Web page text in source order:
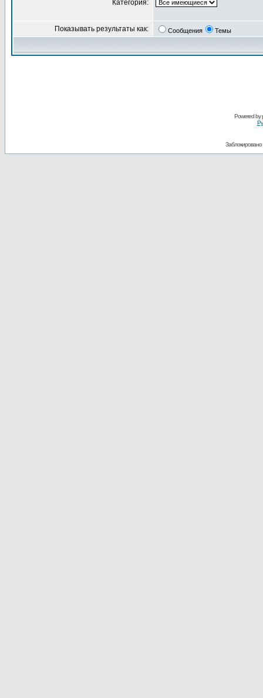
Категория:
Показывать результаты как: Сообщения Темы
Powered by